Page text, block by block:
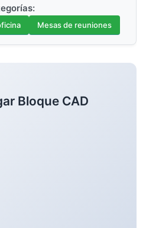
Mesas de reuniones
Bloque CAD